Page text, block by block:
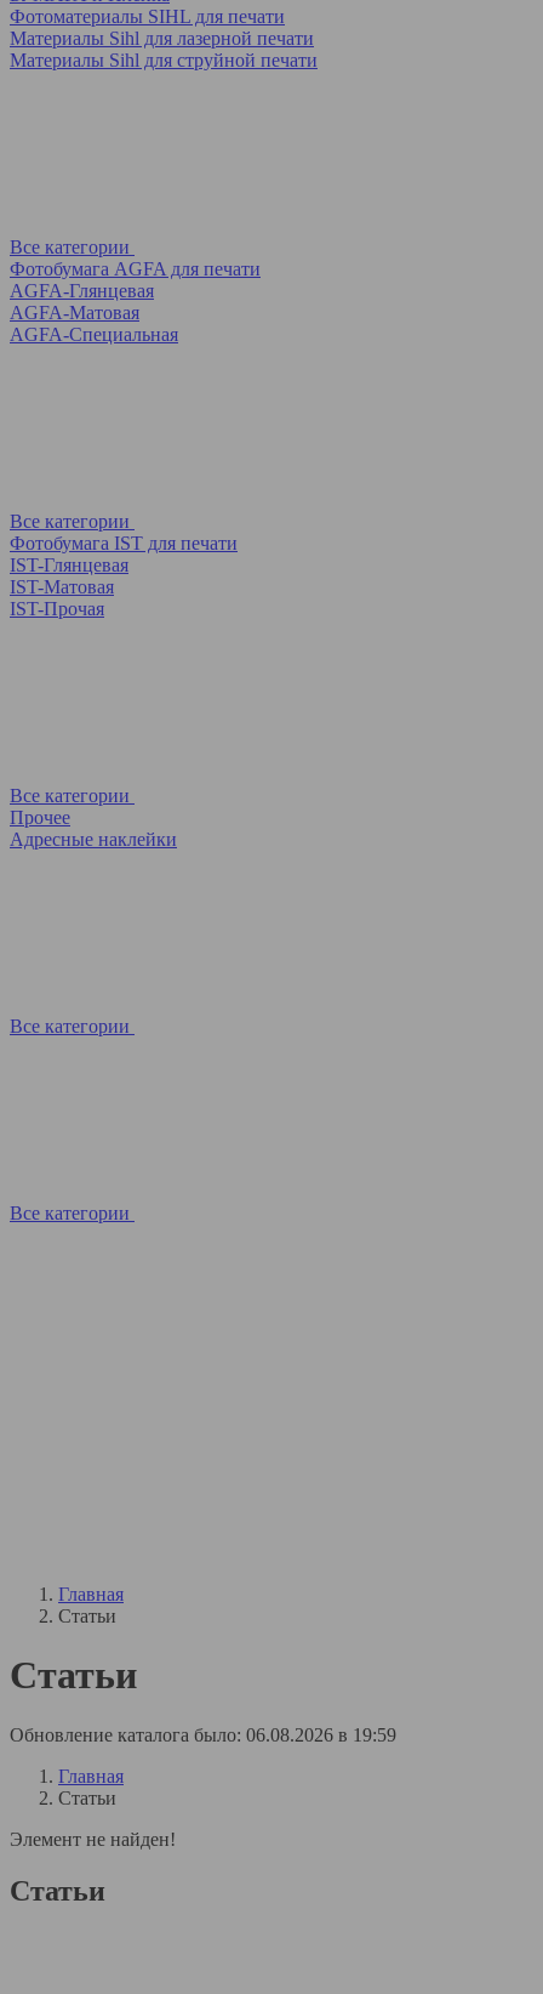
Фотоматериалы SIHL для печати
Материалы Sihl для лазерной печати
Материалы Sihl для струйной печати
Все категории
Фотобумага AGFA для печати
AGFA-Глянцевая
AGFA-Матовая
AGFA-Специальная
Все категории
Фотобумага IST для печати
IST-Глянцевая
IST-Матовая
IST-Прочая
Все категории
Прочее
Адресные наклейки
Все категории
Все категории
Главная
Статьи
Статьи
Обновление каталога было: 06.08.2026 в 19:59
Главная
Статьи
Элемент не найден!
Статьи